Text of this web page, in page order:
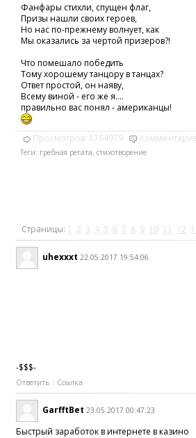
Фанфары стихли, спущен флаг,
Призы нашли своих героев,
Но нас по-прежнему волнует, как
Мы оказались за чертой призеров?!
Что помешало победить
Тому хорошему танцору в танцах?
Ответ простой, он наяву,
Всему виной - его же я....
правильно вас понял - американцы!
Просмотров: 1764979
Теги: гребная регата, стихотворение
Страницы: 1 2 3 4 5 6 7 8 9 10 11 12
uhexxxt 22.05.2017 19:54:06
-$$$-
Ответить Ссылка
GarfftBet 23.05.2017 00:47:23
Быстрый заработок в интернете в казино